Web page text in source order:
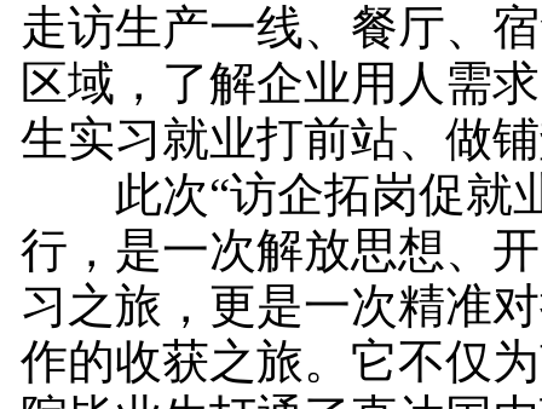
走访生产一线、餐厅、
区域，了解企业用人需
生实习就业打前站、做
此次“访企拓岗促就
行，是一次解放思想、
习之旅，更是一次精准
作的收获之旅。它不仅